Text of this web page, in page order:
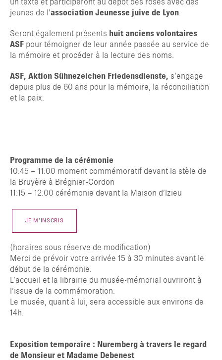
un texte et participeront au dépôt des roses avec des
jeunes de l’association Jeunesse juive de Lyon.
Seront également présents huit anciens volontaires
ASF pour témoigner de leur année passée au service de
la mémoire et procéder à la lecture des noms.
ASF, Aktion Sühnezeichen Friedensdienste, s’engage
depuis plus de 60 ans pour la mémoire, la réconciliation
et la paix.
Programme de la cérémonie
10:45 – 11:00 moment commémoratif devant la stèle de
la Bruyère à Brégnier-Cordon
11:15 – 12:00 cérémonie devant la Maison d’Izieu
JE M’INSCRIS
(horaires sous réserve de modification)
Merci de prévoir votre arrivée 15 à 30 minutes avant le
début de la cérémonie.
L’accueil et la librairie du musée-mémorial ouvriront à
l’issue de la commémoration.
Le musée, quant à lui, sera accessible aux environs de
14h.
Exposition temporaire : Nuremberg à travers le regard
de Monsieur et Madame Debenest